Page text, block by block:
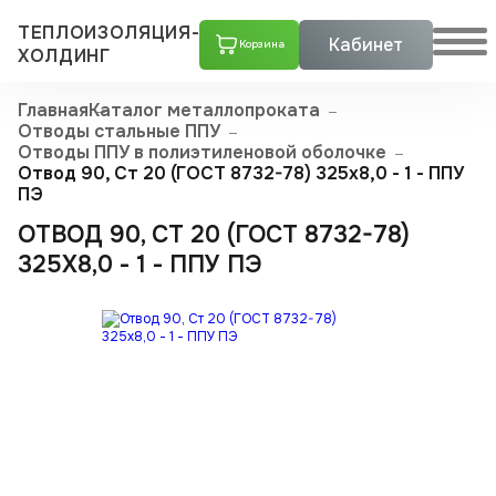
ТЕПЛОИЗОЛЯЦИЯ-
ХОЛДИНГ
Корзина Кабинет
ГлавнаяКаталог металлопроката
Отводы стальные ППУ
Отводы ППУ в полиэтиленовой оболочке
Отвод 90, Ст 20 (ГОСТ 8732-78) 325x8,0 - 1 - ППУ
ПЭ
ОТВОД 90, СТ 20 (ГОСТ 8732-78)
325X8,0 - 1 - ППУ ПЭ